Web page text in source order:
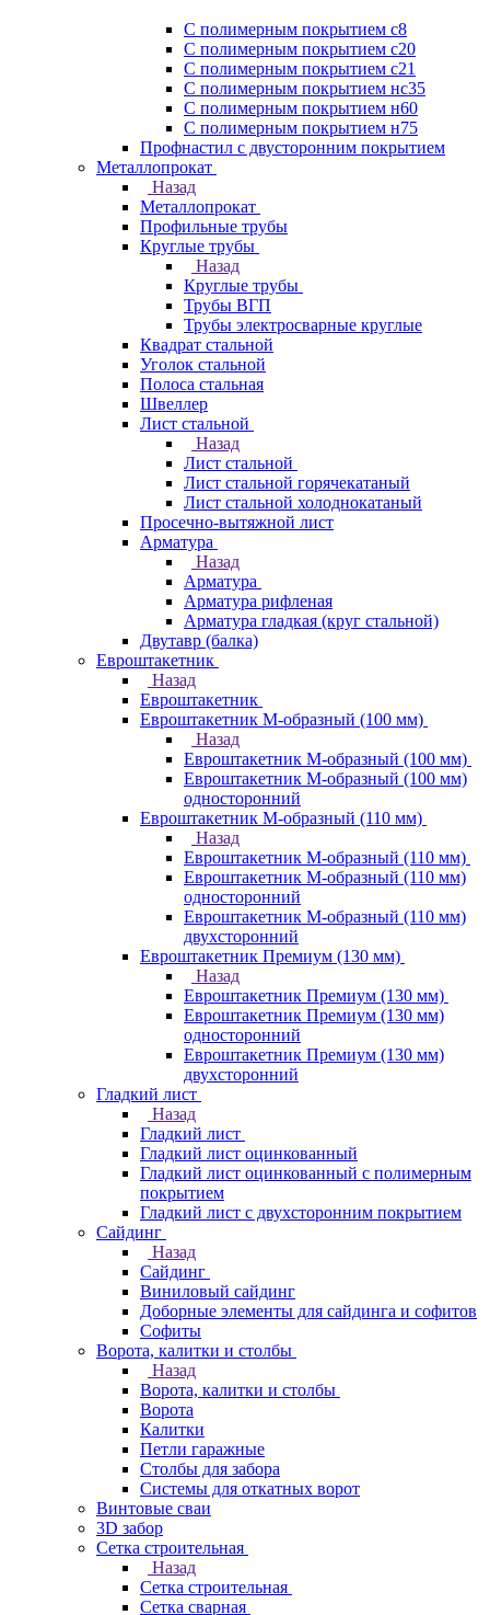
С полимерным покрытием с8
С полимерным покрытием с20
С полимерным покрытием с21
С полимерным покрытием нс35
С полимерным покрытием н60
С полимерным покрытием н75
Профнастил с двусторонним покрытием
Металлопрокат
Назад
Металлопрокат
Профильные трубы
Круглые трубы
Назад
Круглые трубы
Трубы ВГП
Трубы электросварные круглые
Квадрат стальной
Уголок стальной
Полоса стальная
Швеллер
Лист стальной
Назад
Лист стальной
Лист стальной горячекатаный
Лист стальной холоднокатаный
Просечно-вытяжной лист
Арматура
Назад
Арматура
Арматура рифленая
Арматура гладкая (круг стальной)
Двутавр (балка)
Евроштакетник
Назад
Евроштакетник
Евроштакетник М-образный (100 мм)
Назад
Евроштакетник М-образный (100 мм)
Евроштакетник М-образный (100 мм)
односторонний
Евроштакетник М-образный (110 мм)
Назад
Евроштакетник М-образный (110 мм)
Евроштакетник М-образный (110 мм)
односторонний
Евроштакетник М-образный (110 мм)
двухсторонний
Евроштакетник Премиум (130 мм)
Назад
Евроштакетник Премиум (130 мм)
Евроштакетник Премиум (130 мм)
односторонний
Евроштакетник Премиум (130 мм)
двухсторонний
Гладкий лист
Назад
Гладкий лист
Гладкий лист оцинкованный
Гладкий лист оцинкованный с полимерным
покрытием
Гладкий лист с двухсторонним покрытием
Сайдинг
Назад
Сайдинг
Виниловый сайдинг
Доборные элементы для сайдинга и софитов
Софиты
Ворота, калитки и столбы
Назад
Ворота, калитки и столбы
Ворота
Калитки
Петли гаражные
Столбы для забора
Системы для откатных ворот
Винтовые сваи
3D забор
Сетка строительная
Назад
Сетка строительная
Сетка сварная